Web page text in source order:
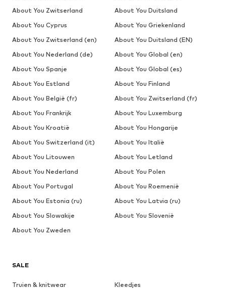
SALE
Truien & knitwear
Kleedjes
About You Zwitserland
About You Duitsland
About You Cyprus
About You Griekenland
About You Zwitserland (en)
About You Duitsland (EN)
About You Nederland (de)
About You Global (en)
About You Spanje
About You Global (es)
About You Estland
About You Finland
About You België (fr)
About You Zwitserland (fr)
About You Frankrijk
About You Luxemburg
About You Kroatië
About You Hongarije
About You Switzerland (it)
About You Italië
About You Litouwen
About You Letland
About You Nederland
About You Polen
About You Portugal
About You Roemenië
About You Estonia (ru)
About You Latvia (ru)
About You Slowakije
About You Slovenië
About You Zweden